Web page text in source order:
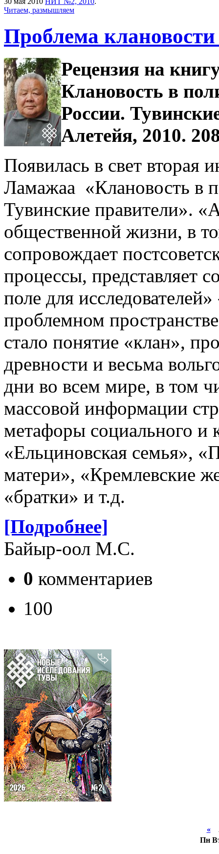
Читаем, размышляем
Проблема
Рецензия на
Клановость в
России.
Алетейя, 2010.
Появилась в свет вторая
Ламажаа «Клановость в
Тувинские правители».
общественной жизни, в
сопровождает
процессы, представляет
поле для
проблемном
стало понятие «клан»,
древности и весьма
дни во всем мире, в том
массовой информации
метафоры социального и
«Ельциновская семья»,
матери», «Кремлевские
«братки» и т.д.
[Подробнее]
Байыр-оол М.С.
0 комментариев
100
«
Пн